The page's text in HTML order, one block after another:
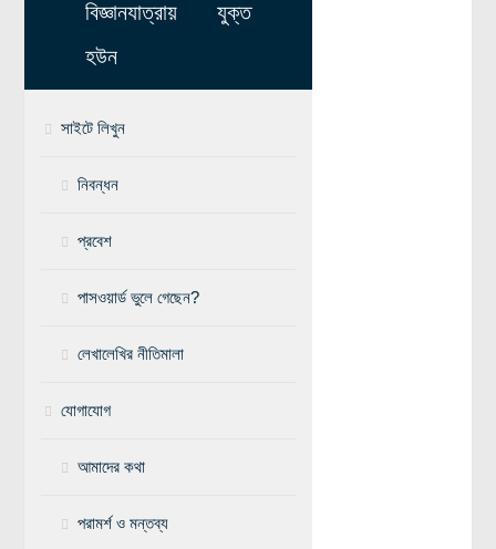
রাষ্ট্রবিজ্ঞান
বিজ্ঞানীদের কথা
বাংলাদেশী বিজ্ঞানী
বিশেষ পাতা
বিজ্ঞানযাত্রায় যুক্ত
হউন
সাইটে লিখুন
নিবন্ধন
প্রবেশ
পাসওয়ার্ড ভুলে গেছেন?
লেখালেখির নীতিমালা
যোগাযোগ
আমাদের কথা
পরামর্শ ও মন্তব্য